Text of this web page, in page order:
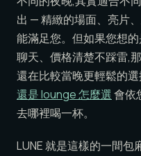
出 — 精緻的場面、亮片
能滿足您。但如果您想
聊天、價格清楚不踩雷,
還在比較當晚更輕鬆的
還是 lounge 怎麼選會依
去哪裡喝一杯。
LUNE 就是這樣的一間